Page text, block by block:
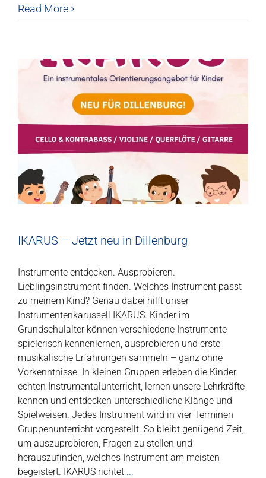
Read More
IKARUS – Jetzt neu in Dillenburg
Instrumente entdecken. Ausprobieren.
Lieblingsinstrument finden. Welches Instrument passt
zu meinem Kind? Genau dabei hilft unser
Instrumentenkarussell IKARUS. Kinder im
Grundschulalter können verschiedene Instrumente
spielerisch kennenlernen, ausprobieren und erste
musikalische Erfahrungen sammeln – ganz ohne
Vorkenntnisse. In kleinen Gruppen erleben die Kinder
echten Instrumentalunterricht, lernen unsere Lehrkräfte
kennen und entdecken unterschiedliche Klänge und
Spielweisen. Jedes Instrument wird in vier Terminen
Gruppenunterricht vorgestellt. So bleibt genügend Zeit,
um auszuprobieren, Fragen zu stellen und
herauszufinden, welches Instrument am meisten
begeistert. IKARUS richtet ...